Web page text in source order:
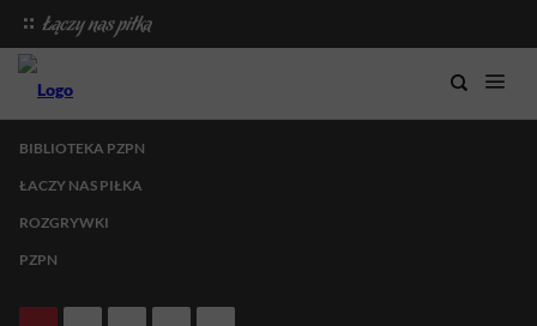
BIBLIOTEKA PZPN
ŁACZY NAS PIŁKA
ROZGRYWKI
PZPN